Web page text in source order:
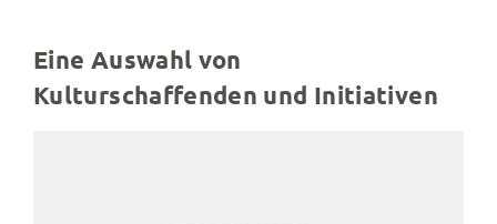
Eine Auswahl von
Kulturschaffenden und Initiativen